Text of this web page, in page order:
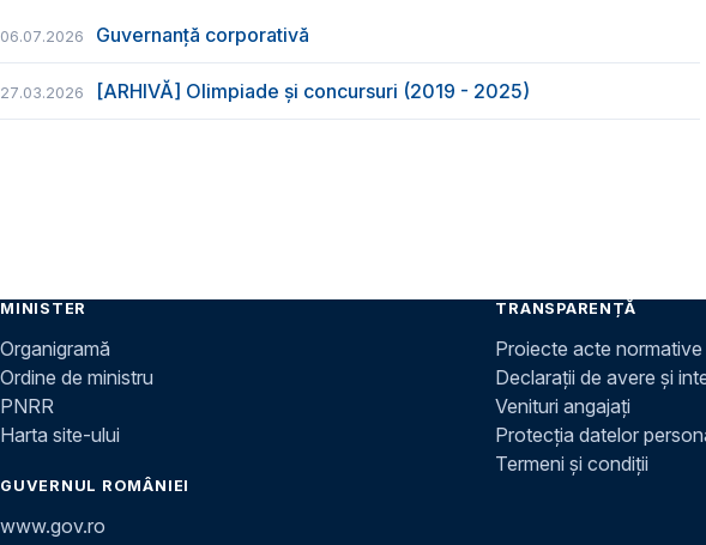
06.07.2026 Guvernanță corporativă
27.03.2026 [ARHIVĂ] Olimpiade și concursuri (2019 - 2025)
MINISTER
Organigramă
Ordine de ministru
PNRR
Harta site-ului
GUVERNUL ROMÂNIEI
www.gov.ro
TRANSPARENȚĂ
Proiecte acte normative
Declarații de avere și
Venituri angajați
Protecția datelor
Termeni și condiții